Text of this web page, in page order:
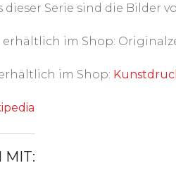
dieser Serie sind die Bilder
erhältlich im Shop:
im Shop:
MIT: